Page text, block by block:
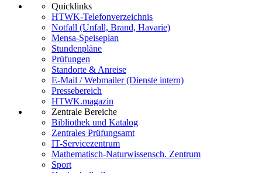
Quicklinks
HTWK-Telefonverzeichnis
Notfall (Unfall, Brand, Havarie)
Mensa-Speiseplan
Stundenpläne
Prüfungen
Standorte & Anreise
E-Mail / Webmailer (Dienste intern)
Pressebereich
HTWK.magazin
Zentrale Bereiche
Bibliothek und Katalog
Zentrales Prüfungsamt
IT-Servicezentrum
Mathematisch-Naturwissensch. Zentrum
Sport